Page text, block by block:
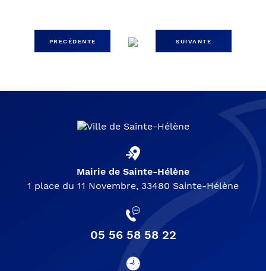
PRÉCÉDENTE SUIVANTE
Mairie de Sainte-Hélène
1 place du 11 Novembre, 33480 Sainte-Hélène
05 56 58 58 22